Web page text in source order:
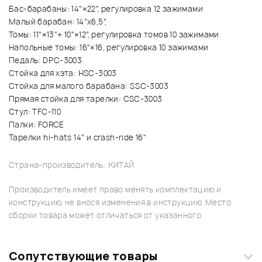
Бас-барабаны: 14"×22", регулировка 12 зажимами
Малый барабан: 14"x6,5",
Томы: 11"×13"+ 10"×12", регулировка томов 10 зажимами
Напольные томы: 16"×16, регулировка 10 зажимами
Педаль: DPC-3003
Стойка для хэта: HSС-3003
Стойка для малого барабана: SSС-3003
Прямая стойка для тарелки: CSС-3003
Стул: TFC-110
Палки: FORCE
Тарелки hi-hats 14" и crash-ride 16"
Страна-производитель: КИТАЙ
Производитель имеет право менять комплектацию и
конструкцию, не внося изменения в инструкцию. Место
сборки товара может отличаться от указанного.
Сопутствующие товары